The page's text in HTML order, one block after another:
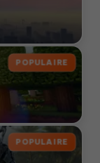
POPULAIRE
POPULAIRE